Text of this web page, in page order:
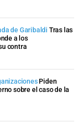
de Garibaldi Tras las
a los
contra
Piden
sobre el caso de la